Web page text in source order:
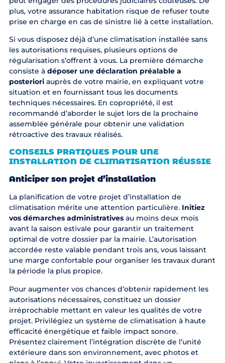
plus, votre assurance habitation risque de refuser toute
prise en charge en cas de sinistre lié à cette installation.
Si vous disposez déjà d’une climatisation installée sans
les autorisations requises, plusieurs options de
régularisation s’offrent à vous. La première démarche
consiste à déposer une déclaration préalable a
posterioriauprès de votre mairie, en expliquant votre
situation et en fournissant tous les documents
techniques nécessaires. En copropriété, il est
recommandé d’aborder le sujet lors de la prochaine
assemblée générale pour obtenir une validation
rétroactive des travaux réalisés.
CONSEILS PRATIQUES POUR UNE
INSTALLATION DE CLIMATISATION RÉUSSIE
Anticiper son projet d’installation
La planification de votre projet d’installation de
climatisation mérite une attention particulière. Initiez
vos démarches administrativesau moins deux mois
avant la saison estivale pour garantir un traitement
optimal de votre dossier par la mairie. L’autorisation
accordée reste valable pendant trois ans, vous laissant
une marge confortable pour organiser les travaux durant
la période la plus propice.
Pour augmenter vos chances d’obtenir rapidement les
autorisations nécessaires, constituez un dossier
irréprochable mettant en valeur les qualités de votre
projet. Privilégiez un système de climatisation à haute
efficacité énergétique et faible impact sonore.
Présentez clairement l’intégration discrète de l’unité
extérieure dans son environnement, avec photos et